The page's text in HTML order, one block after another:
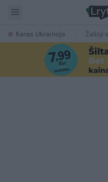
Karas Ukrainoje Žalioji